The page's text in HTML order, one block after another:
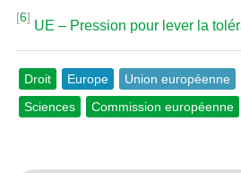
[6]
UE – Pression pour lever la
Droit Europe Union européenne
Sciences
Commission européenne